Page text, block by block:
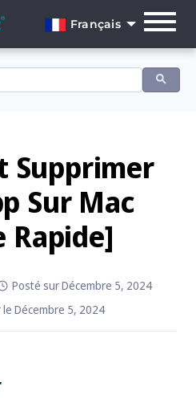
Français
English
Français
Italiano
Nederlands
Norsk
Português
Supprimer
Sur Mac
Rapide]
Posté surDécembre 5, 2024
le Décembre 5, 2024